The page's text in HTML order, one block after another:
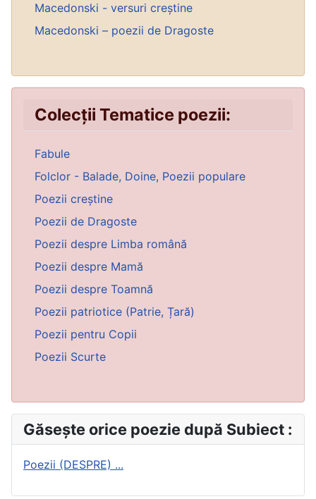
Macedonski - versuri creștine
Macedonski – poezii de Dragoste
Colecții Tematice poezii:
Fabule
Folclor - Balade, Doine, Poezii populare
Poezii creștine
Poezii de Dragoste
Poezii despre Limba română
Poezii despre Mamă
Poezii despre Toamnă
Poezii patriotice (Patrie, Țară)
Poezii pentru Copii
Poezii Scurte
Găsește orice poezie după Subiect :
Poezii (DESPRE) ...